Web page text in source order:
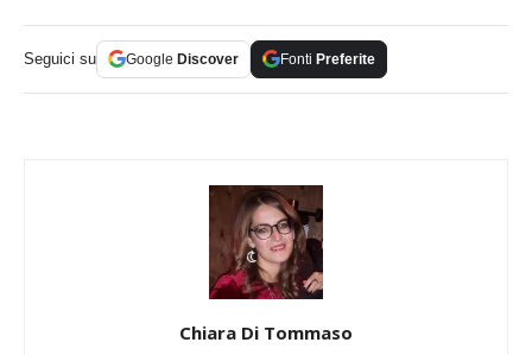
Seguici su Google Discover Fonti Preferite
Chiara Di Tommaso